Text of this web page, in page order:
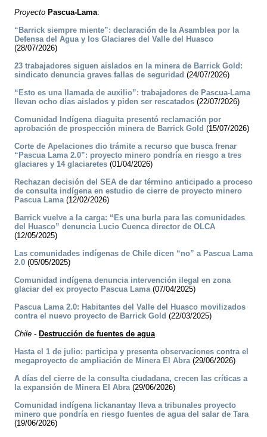
Proyecto Pascua-Lama:
“Barrick siempre miente”: declaración de la Asamblea por la
Defensa del Agua y los Glaciares del Valle del Huasco
(28/07/2026)
23 trabajadores siguen aislados en la minera de Barrick Gold:
sindicato denuncia graves fallas de seguridad (24/07/2026)
“Esto es una llamada de auxilio”: trabajadores de Pascua-Lama
llevan ocho días aislados y piden ser rescatados (22/07/2026)
Comunidad Indígena diaguita presentó reclamación por
aprobación de prospección minera de Barrick Gold (15/07/2026)
Corte de Apelaciones dio trámite a recurso que busca frenar
“Pascua Lama 2.0”: proyecto minero pondría en riesgo a tres
glaciares y 14 glaciaretes (01/04/2026)
Rechazan decisión del SEA de dar término anticipado a proceso
de consulta indígena en estudio de cierre de proyecto minero
Pascua Lama(12/02/2026)
Barrick vuelve a la carga: “Es una burla para las comunidades
del Huasco” denuncia Lucio Cuenca director de OLCA
(12/05/2025)
Las comunidades indígenas de Chile dicen “no” a Pascua Lama
2.0 (05/05/2025)
Comunidad indígena denuncia intervención ilegal en zona
glaciar del ex proyecto Pascua Lama(07/04/2025)
Pascua Lama 2.0: Habitantes del Valle del Huasco movilizados
contra el nuevo proyecto de Barrick Gold (22/03/2025)
Chile - Destrucción de fuentes de agua
Hasta el 1 de julio: participa y presenta observaciones contra el
megaproyecto de ampliación de Minera El Abra(29/06/2026)
A días del cierre de la consulta ciudadana, crecen las críticas a
la expansión de Minera El Abra(29/06/2026)
Comunidad indígena lickanantay lleva a tribunales proyecto
minero que pondría en riesgo fuentes de agua del salar de Tara
(19/06/2026)